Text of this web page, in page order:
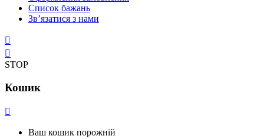
Список бажань
Зв’язатися з нами
STOP
Кошик
Ваш кошик порожній